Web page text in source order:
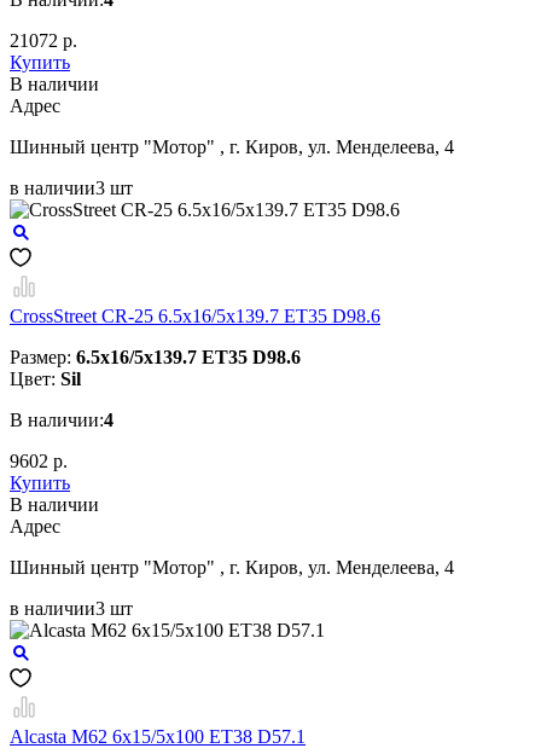
21072 р.
Купить
В наличии
Aдрес
Шинный центр "Мотор" , г. Киров, ул. Менделеева, 4
в наличии3 шт
CrossStreet CR-25 6.5x16/5x139.7 ET35 D98.6
Размер: 6.5x16/5x139.7 ET35 D98.6
Цвет: Sil
В наличии:4
9602 р.
Купить
В наличии
Aдрес
Шинный центр "Мотор" , г. Киров, ул. Менделеева, 4
в наличии3 шт
Alcasta M62 6x15/5x100 ET38 D57.1